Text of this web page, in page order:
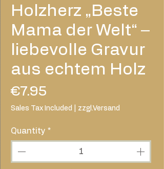
Holzherz „Beste
Mama der Welt“ –
liebevolle Gravur
aus echtem Holz
€7.95
Sales Tax Included zzgl.Versand
Quantity *